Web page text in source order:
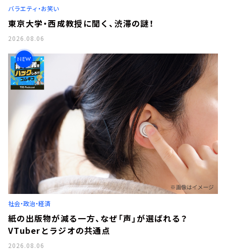
バラエティ・お笑い
東京大学・西成教授に聞く、渋滞の謎！
2026.08.06
NEW
社会・政治・経済
紙の出版物が減る一方、なぜ「声」が選ばれる？
VTuberとラジオの共通点
2026.08.06